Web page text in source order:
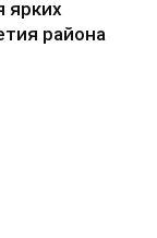
ярких
района